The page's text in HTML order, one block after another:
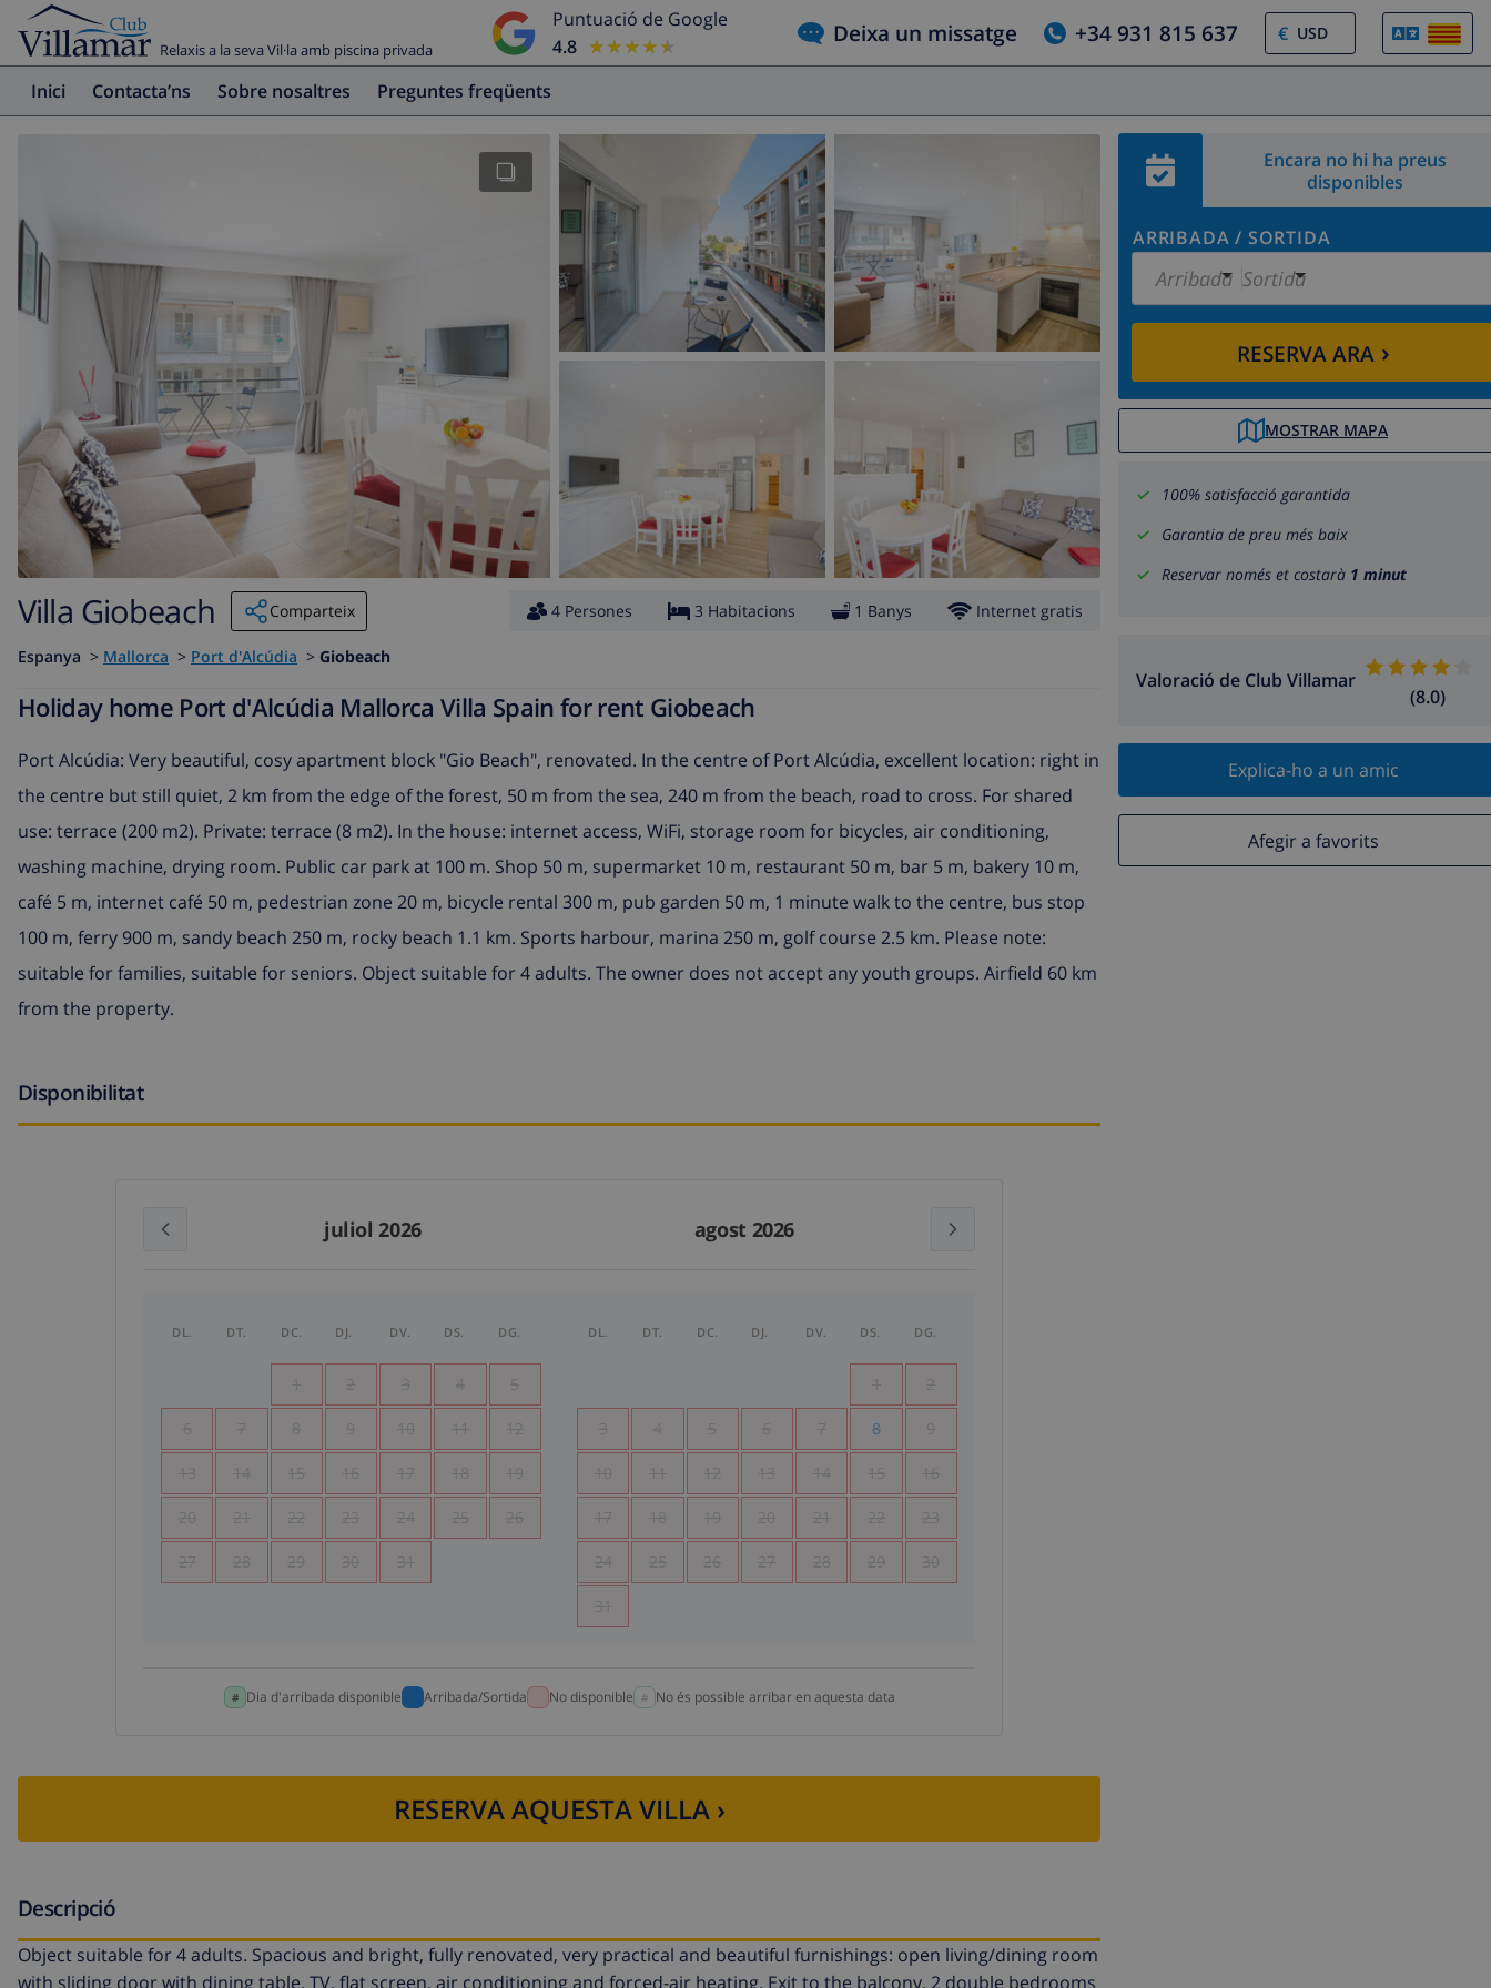
Relaxis a la seva Vil·la amb piscina privada
Puntuació de Google
4.8
★★★★★
★★★★★ Deixa un missatge +34 931 815 637 €
Inici Contacta’ns Sobre nosaltres Preguntes freqüents
Encara no hi ha preus
disponibles
ARRIBADA / SORTIDA
Arribada Sortida
RESERVA ARA›
MOSTRAR MAPA
100% satisfacció garantida
Garantia de preu més baix
Reservar només et costarà 1 minut
Valoració de Club Villamar
(8.0)
Explica-ho a un amic
Afegir a favorits
Villa Giobeach Comparteix 4 Persones 3 Habitacions 1 Banys Internet gratis
Espanya > Mallorca > Port d'Alcúdia > Giobeach
Holiday home Port d'Alcúdia Mallorca Villa Spain for rent Giobeach
Port Alcúdia: Very beautiful, cosy apartment block "Gio Beach", renovated. In the centre of Port Alcúdia, excellent location: right in
the centre but still quiet, 2 km from the edge of the forest, 50 m from the sea, 240 m from the beach, road to cross. For shared
use: terrace (200 m2). Private: terrace (8 m2). In the house: internet access, WiFi, storage room for bicycles, air conditioning,
washing machine, drying room. Public car park at 100 m. Shop 50 m, supermarket 10 m, restaurant 50 m, bar 5 m, bakery 10 m,
café 5 m, internet café 50 m, pedestrian zone 20 m, bicycle rental 300 m, pub garden 50 m, 1 minute walk to the centre, bus stop
100 m, ferry 900 m, sandy beach 250 m, rocky beach 1.1 km. Sports harbour, marina 250 m, golf course 2.5 km. Please note:
suitable for families, suitable for seniors. Object suitable for 4 adults. The owner does not accept any youth groups. Airfield 60 km
from the property.
Disponibilitat
juliol 2026 agost 2026
DL. DT. DC. DJ. DV. DS. DG.
1 2 3 4 5
6 7 8 9 10 11 12
13 14 15 16 17 18 19
20 21 22 23 24 25 26
27 28 29 30 31
DL. DT. DC. DJ. DV. DS. DG.
1 2
3 4 5 6 7 8 9
10 11 12 13 14 15 16
17 18 19 20 21 22 23
24 25 26 27 28 29 30
31
Dia d'arribada disponible Arribada/Sortida No disponible No és possible arribar en aquesta data
RESERVA AQUESTA VILLA ›
Descripció
Object suitable for 4 adults. Spacious and bright, fully renovated, very practical and beautiful furnishings: open living/dining room
with sliding door with dining table, TV, flat screen, air conditioning and forced-air heating. Exit to the balcony. 2 double bedrooms